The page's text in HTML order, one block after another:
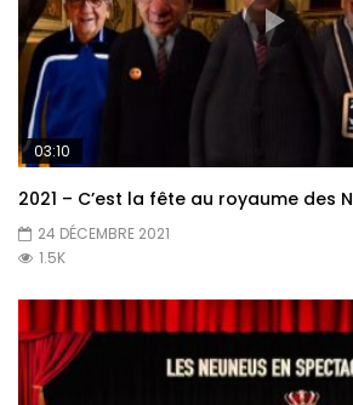
03:10
2021 – C’est la fête au royaume des
24 DÉCEMBRE 2021
1.5K